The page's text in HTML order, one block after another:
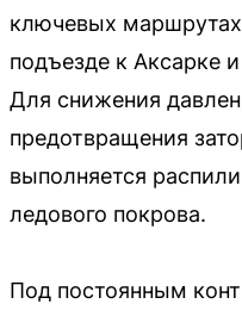
ключевых
подъезде к Аксарке
Для снижения
предотвращения
выполняется
ледового покрова.
Под постоянным